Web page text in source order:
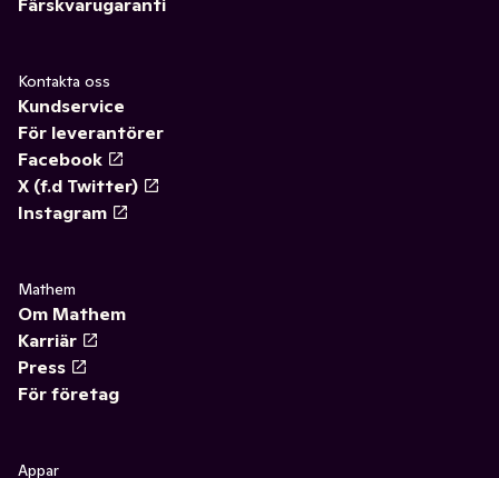
Färskvarugaranti
Kontakta oss
Kundservice
För leverantörer
Facebook
X (f.d Twitter)
Instagram
Mathem
Om Mathem
Karriär
Press
För företag
Appar